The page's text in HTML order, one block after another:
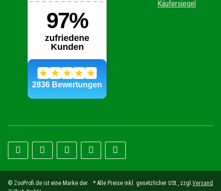
© ZooProfi.de ist eine Marke der
* Alle Preise inkl. gesetzlicher USt., zzgl.Versand